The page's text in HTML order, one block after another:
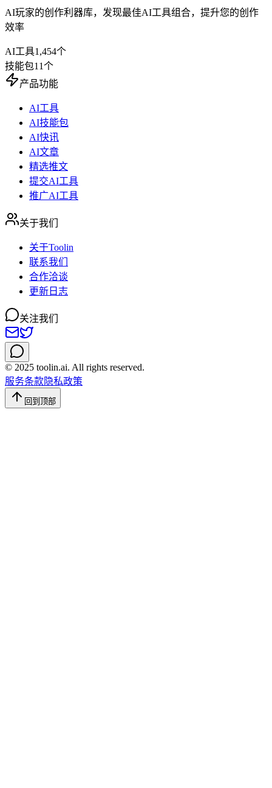
AI玩家的创作利器库，发现最佳AI工具组合，提升您的创作
效率
AI工具1,454个
技能包11个
产品功能
AI工具
AI技能包
AI快讯
AI文章
精选推文
提交AI工具
推广AI工具
关于我们
关于Toolin
联系我们
合作洽谈
更新日志
关注我们
© 2025 toolin.ai. All rights reserved.
服务条款隐私政策
回到顶部